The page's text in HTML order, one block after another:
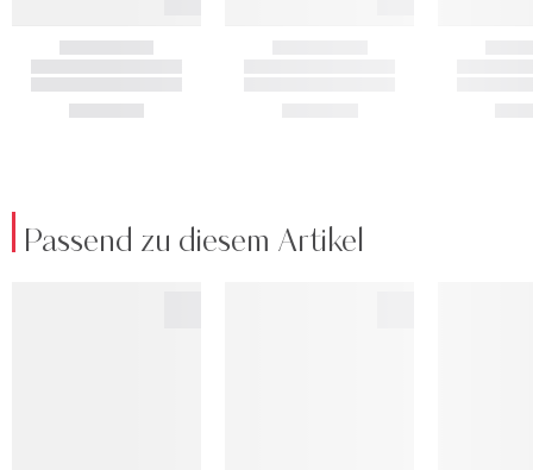
Passend zu diesem Artikel